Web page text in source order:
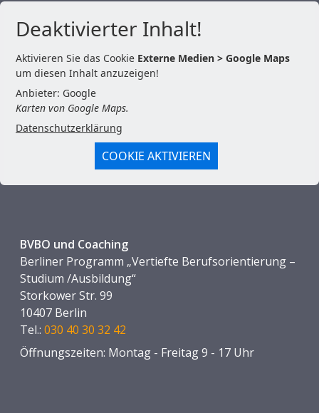
Deaktivierter Inhalt!
Aktivieren Sie das Cookie Externe Medien > Google Maps
um diesen Inhalt anzuzeigen!
Anbieter: Google
Karten von Google Maps.
Datenschutzerklärung
COOKIE AKTIVIEREN
BVBO und Coaching
Berliner Programm „Vertiefte Berufsorientierung –
Studium /Ausbildung“
Storkower Str. 99
10407 Berlin
Tel.:030 40 30 32 42
Öffnungszeiten: Montag - Freitag 9 - 17 Uhr